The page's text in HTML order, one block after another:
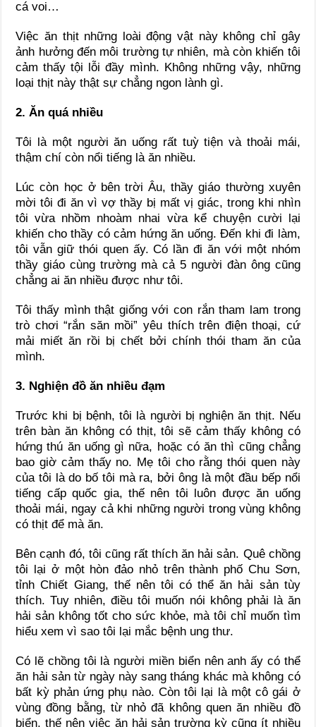
cá voi…
Việc ăn thịt những loài động vật này không chỉ gây
ảnh hưởng đến môi trường tự nhiên, mà còn khiến tôi
cảm thấy tội lỗi đầy mình. Không những vậy, những
loại thịt này thật sự chẳng ngon lành gì.
2. Ăn quá nhiều
Tôi là một người ăn uống rất tuỳ tiện và thoải mái,
thậm chí còn nổi tiếng là ăn nhiều.
Lúc còn học ở bên trời Âu, thầy giáo thường xuyên
mời tôi đi ăn vì vợ thầy bị mất vị giác, trong khi nhìn
tôi vừa nhồm nhoàm nhai vừa kể chuyện cười lại
khiến cho thầy có cảm hứng ăn uống. Đến khi đi làm,
tôi vẫn giữ thói quen ấy. Có lần đi ăn với một nhóm
thầy giáo cùng trường mà cả 5 người đàn ông cũng
chẳng ai ăn nhiều được như tôi.
Tôi thấy mình thật giống với con rắn tham lam trong
trò chơi “rắn săn mồi” yêu thích trên điện thoại, cứ
mải miết ăn rồi bị chết bởi chính thói tham ăn của
mình.
3. Nghiện đồ ăn nhiều đạm
Trước khi bị bệnh, tôi là người bị nghiện ăn thịt. Nếu
trên bàn ăn không có thịt, tôi sẽ cảm thấy không có
hứng thú ăn uống gì nữa, hoặc có ăn thì cũng chẳng
bao giờ cảm thấy no. Mẹ tôi cho rằng thói quen này
của tôi là do bố tôi mà ra, bởi ông là một đầu bếp nổi
tiếng cấp quốc gia, thế nên tôi luôn được ăn uống
thoải mái, ngay cả khi những người trong vùng không
có thịt để mà ăn.
Bên cạnh đó, tôi cũng rất thích ăn hải sản. Quê chồng
tôi lại ở một hòn đảo nhỏ trên thành phố Chu Sơn,
tỉnh Chiết Giang, thế nên tôi có thể ăn hải sản tùy
thích. Tuy nhiên, điều tôi muốn nói không phải là ăn
hải sản không tốt cho sức khỏe, mà tôi chỉ muốn tìm
hiểu xem vì sao tôi lại mắc bệnh ung thư.
Có lẽ chồng tôi là người miền biển nên anh ấy có thể
ăn hải sản từ ngày này sang tháng khác mà không có
bất kỳ phản ứng phụ nào. Còn tôi lại là một cô gái ở
vùng đồng bằng, từ nhỏ đã không quen ăn nhiều đồ
biển, thế nên việc ăn hải sản trường kỳ cũng ít nhiều